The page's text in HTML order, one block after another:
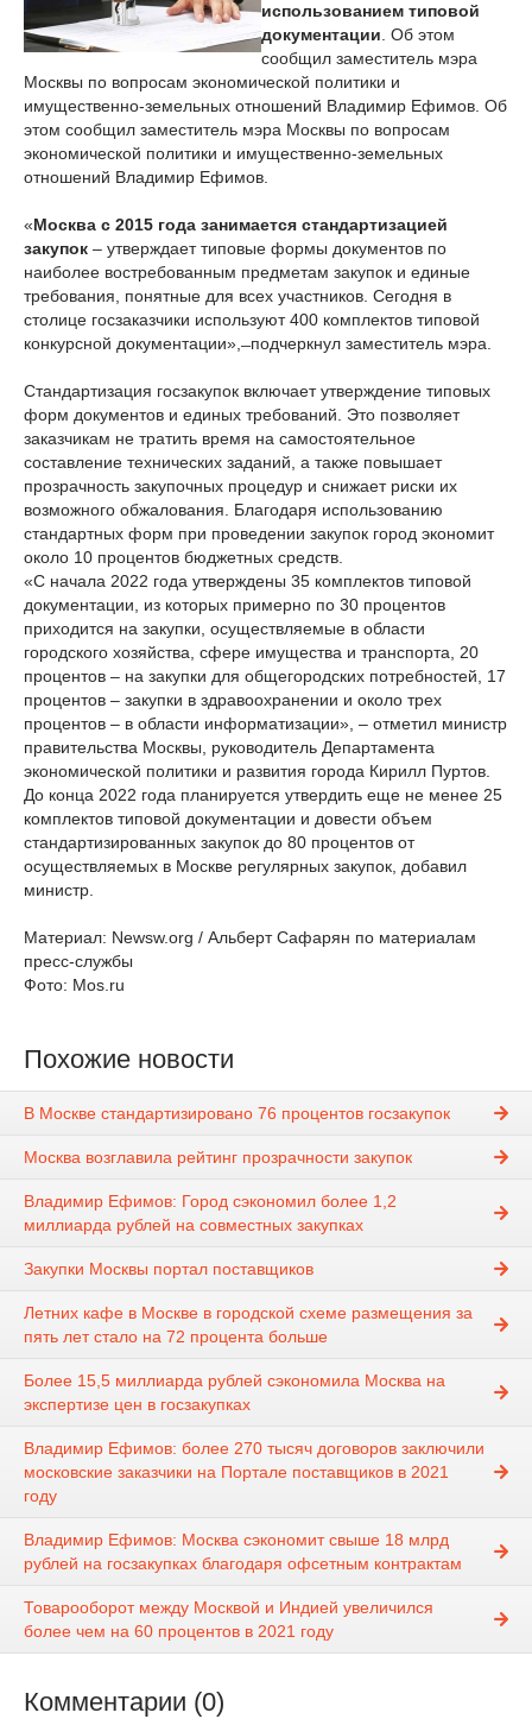
использованием типовой
документации . Об этом
сообщил заместитель мэра
Москвы по вопросам экономической политики и
имущественно-земельных отношений Владимир Ефимов. Об
этом сообщил заместитель мэра Москвы по вопросам
экономической политики и имущественно-земельных
отношений Владимир Ефимов.
«Москва с 2015 года занимается стандартизацией
закупок – утверждает типовые формы документов по
наиболее востребованным предметам закупок и единые
требования, понятные для всех участников. Сегодня в
столице госзаказчики используют 400 комплектов типовой
конкурсной документации», ̶ подчеркнул заместитель мэра.
Стандартизация госзакупок включает утверждение типовых
форм документов и единых требований. Это позволяет
заказчикам не тратить время на самостоятельное
составление технических заданий, а также повышает
прозрачность закупочных процедур и снижает риски их
возможного обжалования. Благодаря использованию
стандартных форм при проведении закупок город экономит
около 10 процентов бюджетных средств.
«С начала 2022 года утверждены 35 комплектов типовой
документации, из которых примерно по 30 процентов
приходится на закупки, осуществляемые в области
городского хозяйства, сфере имущества и транспорта, 20
процентов – на закупки для общегородских потребностей, 17
процентов – закупки в здравоохранении и около трех
процентов – в области информатизации», – отметил министр
правительства Москвы, руководитель Департамента
экономической политики и развития города Кирилл Пуртов.
До конца 2022 года планируется утвердить еще не менее 25
комплектов типовой документации и довести объем
стандартизированных закупок до 80 процентов от
осуществляемых в Москве регулярных закупок, добавил
министр.
Материал: Newsw.org / Альберт Сафарян по материалам
пресс-службы
Фото: Mos.ru
Похожие новости
В Москве стандартизировано 76 процентов госзакупок
Москва возглавила рейтинг прозрачности закупок
Владимир Ефимов: Город сэкономил более 1,2
миллиарда рублей на совместных закупках
Закупки Москвы портал поставщиков
Летних кафе в Москве в городской схеме размещения за
пять лет стало на 72 процента больше
Более 15,5 миллиарда рублей сэкономила Москва на
экспертизе цен в госзакупках
Владимир Ефимов: более 270 тысяч договоров заключили
московские заказчики на Портале поставщиков в 2021
году
Владимир Ефимов: Москва сэкономит свыше 18 млрд
рублей на госзакупках благодаря офсетным контрактам
Товарооборот между Москвой и Индией увеличился
более чем на 60 процентов в 2021 году
Комментарии (0)